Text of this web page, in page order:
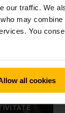
our traffic. We
may combine
You
all cookies